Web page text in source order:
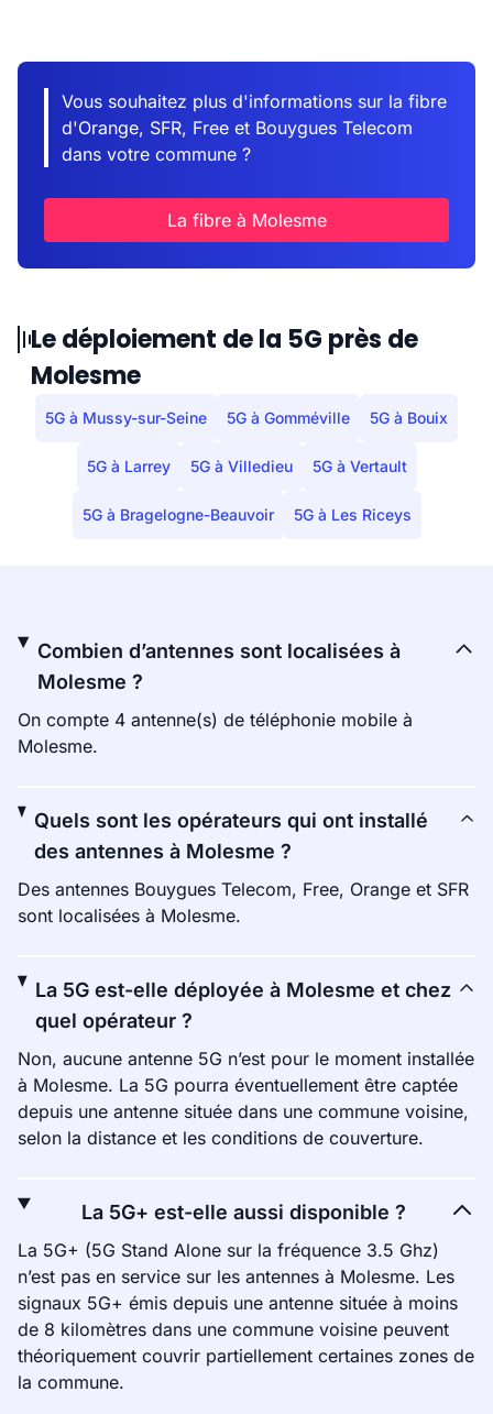
Vous souhaitez plus d'informations sur la fibre
d'Orange, SFR, Free et Bouygues Telecom
dans votre commune ?
La fibre à Molesme
Le déploiement de la 5G près de
Molesme
5G à Mussy-sur-Seine 5G à Gomméville 5G à Bouix
5G à Larrey 5G à Villedieu 5G à Vertault
5G à Bragelogne-Beauvoir 5G à Les Riceys
Combien d’antennes sont localisées à
Molesme ?
On compte 4 antenne(s) de téléphonie mobile à
Molesme.
Quels sont les opérateurs qui ont installé
des antennes à Molesme ?
Des antennes Bouygues Telecom, Free, Orange et SFR
sont localisées à Molesme.
La 5G est-elle déployée à Molesme et chez
quel opérateur ?
Non, aucune antenne 5G n’est pour le moment installée
à Molesme. La 5G pourra éventuellement être captée
depuis une antenne située dans une commune voisine,
selon la distance et les conditions de couverture.
La 5G+ est-elle aussi disponible ?
La 5G+ (5G Stand Alone sur la fréquence 3.5 Ghz)
n’est pas en service sur les antennes à Molesme. Les
signaux 5G+ émis depuis une antenne située à moins
de 8 kilomètres dans une commune voisine peuvent
théoriquement couvrir partiellement certaines zones de
la commune.